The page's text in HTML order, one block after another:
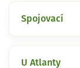
Spojovací
U Atlanty